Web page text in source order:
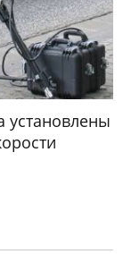
установлены